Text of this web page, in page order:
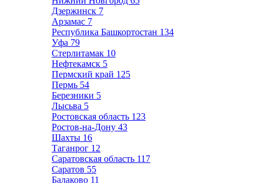
Дзержинск 7
Арзамас 7
Республика Башкортостан 134
Уфа 79
Стерлитамак 10
Нефтекамск 5
Пермский край 125
Пермь 54
Березники 5
Лысьва 5
Ростовская область 123
Ростов-на-Дону 43
Шахты 16
Таганрог 12
Саратовская область 117
Саратов 55
Балаково 11